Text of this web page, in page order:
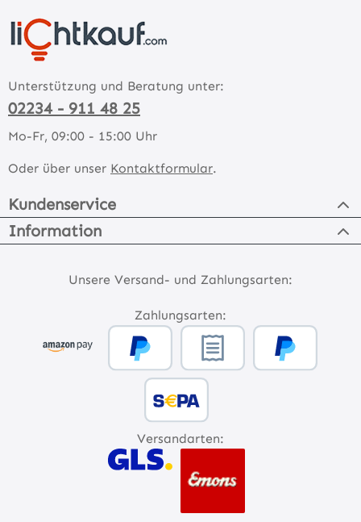
Unterstützung und Beratung unter:
02234 - 911 48 25
Mo-Fr, 09:00 - 15:00 Uhr
Oder über unser Kontaktformular.
Kundenservice
Information
Unsere Versand- und Zahlungsarten:
Zahlungsarten:
Versandarten: